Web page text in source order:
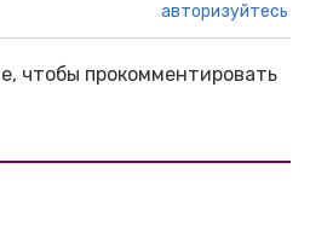
авторизуйтесь
чтобы прокомментировать